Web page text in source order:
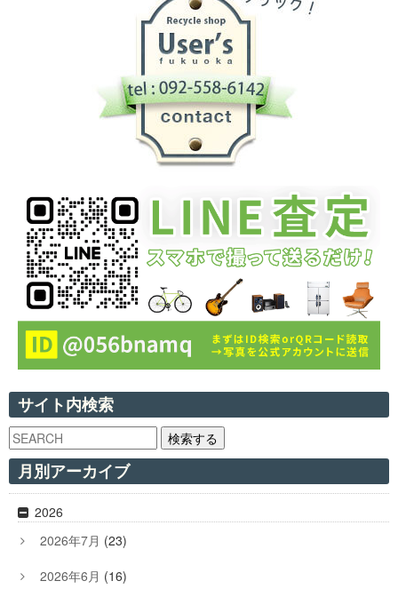
サイト内検索
検索する
月別アーカイブ
2026
2026年7月 (23)
2026年6月 (16)